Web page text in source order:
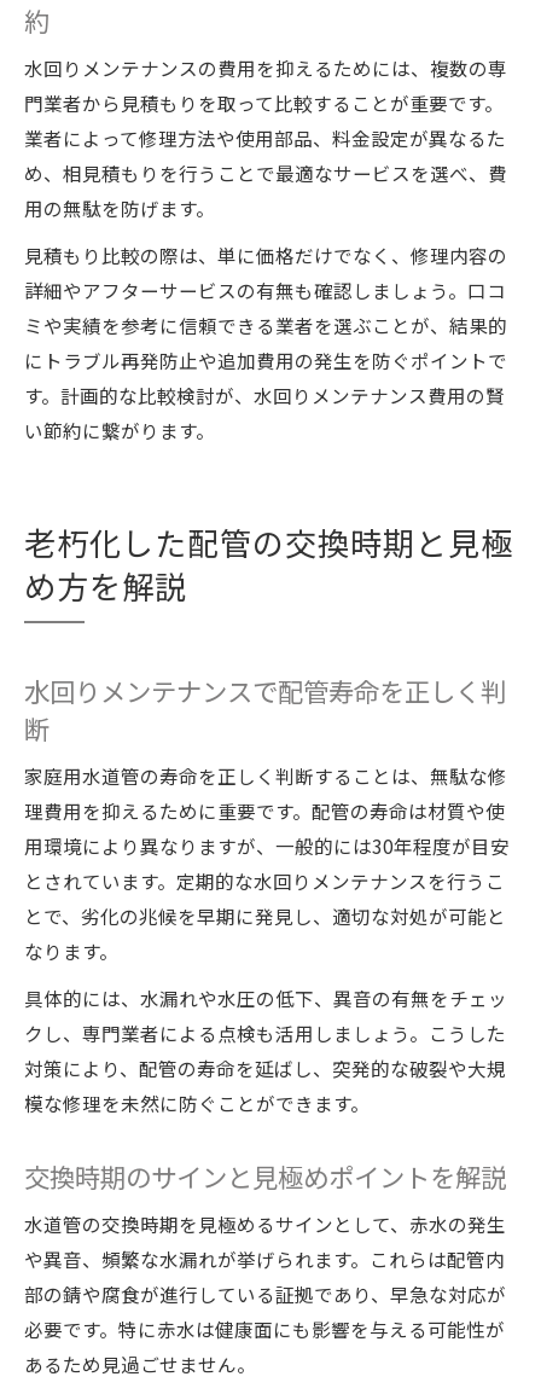
約
水回りメンテナンスの費用を抑えるためには、複数の専
門業者から見積もりを取って比較することが重要です。
業者によって修理方法や使用部品、料金設定が異なるた
め、相見積もりを行うことで最適なサービスを選べ、費
用の無駄を防げます。
見積もり比較の際は、単に価格だけでなく、修理内容の
詳細やアフターサービスの有無も確認しましょう。口コ
ミや実績を参考に信頼できる業者を選ぶことが、結果的
にトラブル再発防止や追加費用の発生を防ぐポイントで
す。計画的な比較検討が、水回りメンテナンス費用の賢
い節約に繋がります。
老朽化した配管の交換時期と見極
め方を解説
水回りメンテナンスで配管寿命を正しく判
断
家庭用水道管の寿命を正しく判断することは、無駄な修
理費用を抑えるために重要です。配管の寿命は材質や使
用環境により異なりますが、一般的には30年程度が目安
とされています。定期的な水回りメンテナンスを行うこ
とで、劣化の兆候を早期に発見し、適切な対処が可能と
なります。
具体的には、水漏れや水圧の低下、異音の有無をチェッ
クし、専門業者による点検も活用しましょう。こうした
対策により、配管の寿命を延ばし、突発的な破裂や大規
模な修理を未然に防ぐことができます。
交換時期のサインと見極めポイントを解説
水道管の交換時期を見極めるサインとして、赤水の発生
や異音、頻繁な水漏れが挙げられます。これらは配管内
部の錆や腐食が進行している証拠であり、早急な対応が
必要です。特に赤水は健康面にも影響を与える可能性が
あるため見過ごせません。